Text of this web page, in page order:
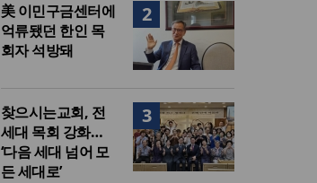
2
美 이민구금센터에
억류됐던 한인 목
회자 석방돼
3
찾으시는교회, 전
세대 목회 강화…
‘다음 세대 넘어 모
든 세대로’